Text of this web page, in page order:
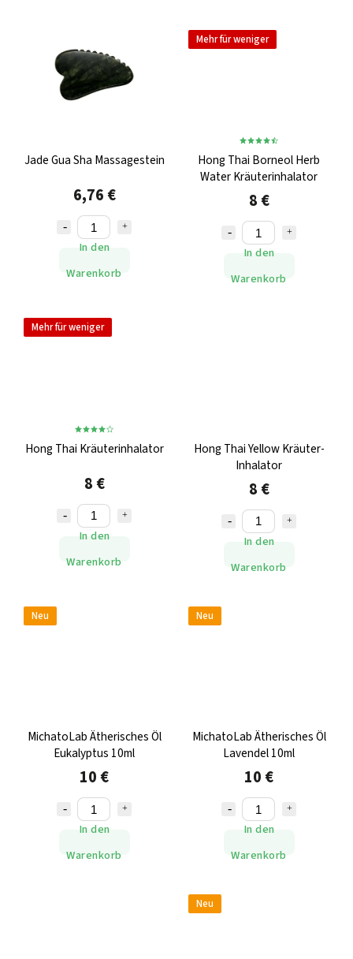
Jade Gua Sha Massagestein
6,76 €
In den
Warenkorb
Mehr für weniger
Hong Thai Borneol Herb
Water Kräuterinhalator
8 €
In den
Warenkorb
Mehr für weniger
Hong Thai Kräuterinhalator
8 €
In den
Warenkorb
Hong Thai Yellow Kräuter-
Inhalator
8 €
In den
Warenkorb
Neu
MichatoLab Ätherisches Öl
Eukalyptus 10ml
10 €
In den
Warenkorb
Neu
MichatoLab Ätherisches Öl
Lavendel 10ml
10 €
In den
Warenkorb
Neu